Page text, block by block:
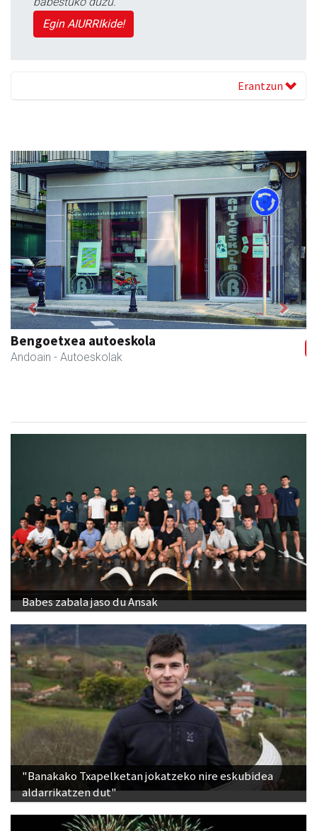
Egin AIURRIkide!
Erantzun
Bengoetxea autoeskola
Andoain - Autoeskolak
Previous Next
Babes zabala jaso du Ansak
"Banakako Txapelketan jokatzeko nire eskubidea
aldarrikatzen dut"